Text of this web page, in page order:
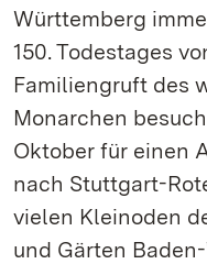
Württemberg
150. Todestages
Familiengruft des
Monarchen
Oktober für einen
nach Stuttgart-
vielen Kleinoden
und Gärten